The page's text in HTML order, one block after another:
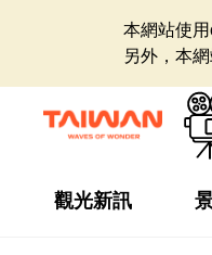
本網站使
另外，本
觀光新訊